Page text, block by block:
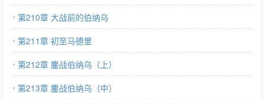
第210章 大战前的伯纳乌
第211章 初至马德里
第212章 鏖战伯纳乌（上）
第213章 鏖战伯纳乌（中）